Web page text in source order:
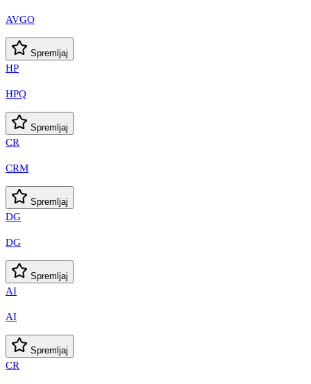
AVGO
Spremljaj
HP
HPQ
Spremljaj
CR
CRM
Spremljaj
DG
DG
Spremljaj
AI
AI
Spremljaj
CR